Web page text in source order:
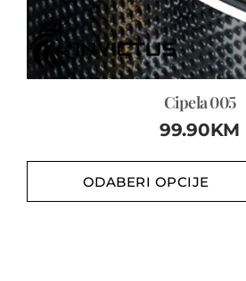
Cipela 005
99.90KM
ODABERI OPCIJE